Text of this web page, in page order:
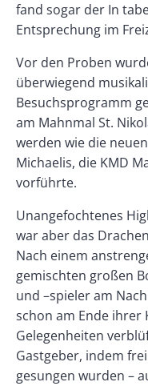
fand sogar der In
Entsprechung im
Vor den Proben
überwiegend
Besuchsprogramm
am Mahnmal St.
werden wie die
Michaelis, die KMD
vorführte.
Unangefochtenes
war aber das
Nach einem
gemischten großen
und –spieler am
schon am Ende ihrer
Gelegenheiten
Gastgeber, indem
gesungen wurden –